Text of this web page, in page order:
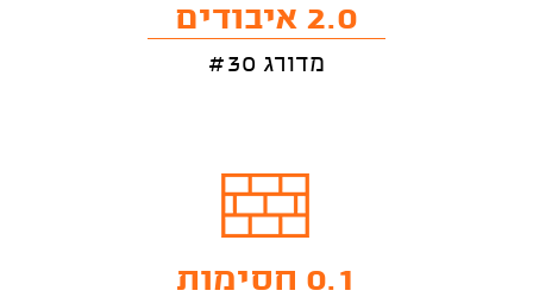
2.0 איבודים
מדורג #30
0.1 חסימות